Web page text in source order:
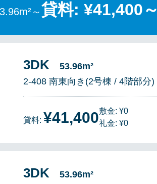
～貸料: ¥41,400～
3DK
53.96m²
2-408 南東向き(2号棟 / 4階部分)
貸料: ¥41,400敷金: ¥0
礼金: ¥0
3DK
53.96m²